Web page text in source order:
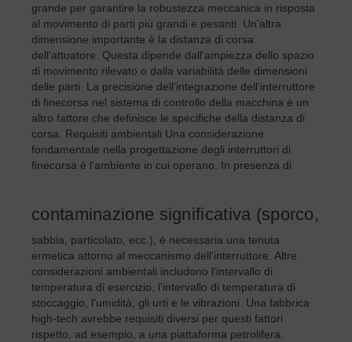
grande per garantire la robustezza meccanica in risposta
al movimento di parti più grandi e pesanti. Un'altra
dimensione importante è la distanza di corsa
dell'attuatore. Questa dipende dall'ampiezza dello spazio
di movimento rilevato o dalla variabilità delle dimensioni
delle parti. La precisione dell'integrazione dell'interruttore
di finecorsa nel sistema di controllo della macchina è un
altro fattore che definisce le specifiche della distanza di
corsa. Requisiti ambientali Una considerazione
fondamentale nella progettazione degli interruttori di
finecorsa è l'ambiente in cui operano. In presenza di
contaminazione significativa (sporco,
sabbia, particolato, ecc.), è necessaria una tenuta
ermetica attorno al meccanismo dell'interruttore. Altre
considerazioni ambientali includono l'intervallo di
temperatura di esercizio, l'intervallo di temperatura di
stoccaggio, l'umidità, gli urti e le vibrazioni. Una fabbrica
high-tech avrebbe requisiti diversi per questi fattori
rispetto, ad esempio, a una piattaforma petrolifera.